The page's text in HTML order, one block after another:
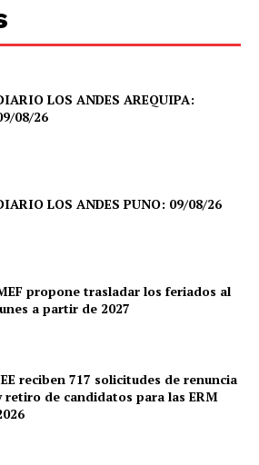
LOS ANDES AREQUIPA:
08/26
LOS ANDES PUNO: 09/08/26
propone trasladar los feriados al
a partir de 2027
reciben 717 solicitudes de renuncia
retiro de candidatos para las ERM